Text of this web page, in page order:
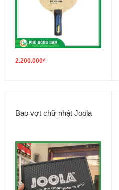
2.200.000₫
Bao vợt chữ nhật Joola